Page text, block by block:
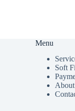
Menu
Soft